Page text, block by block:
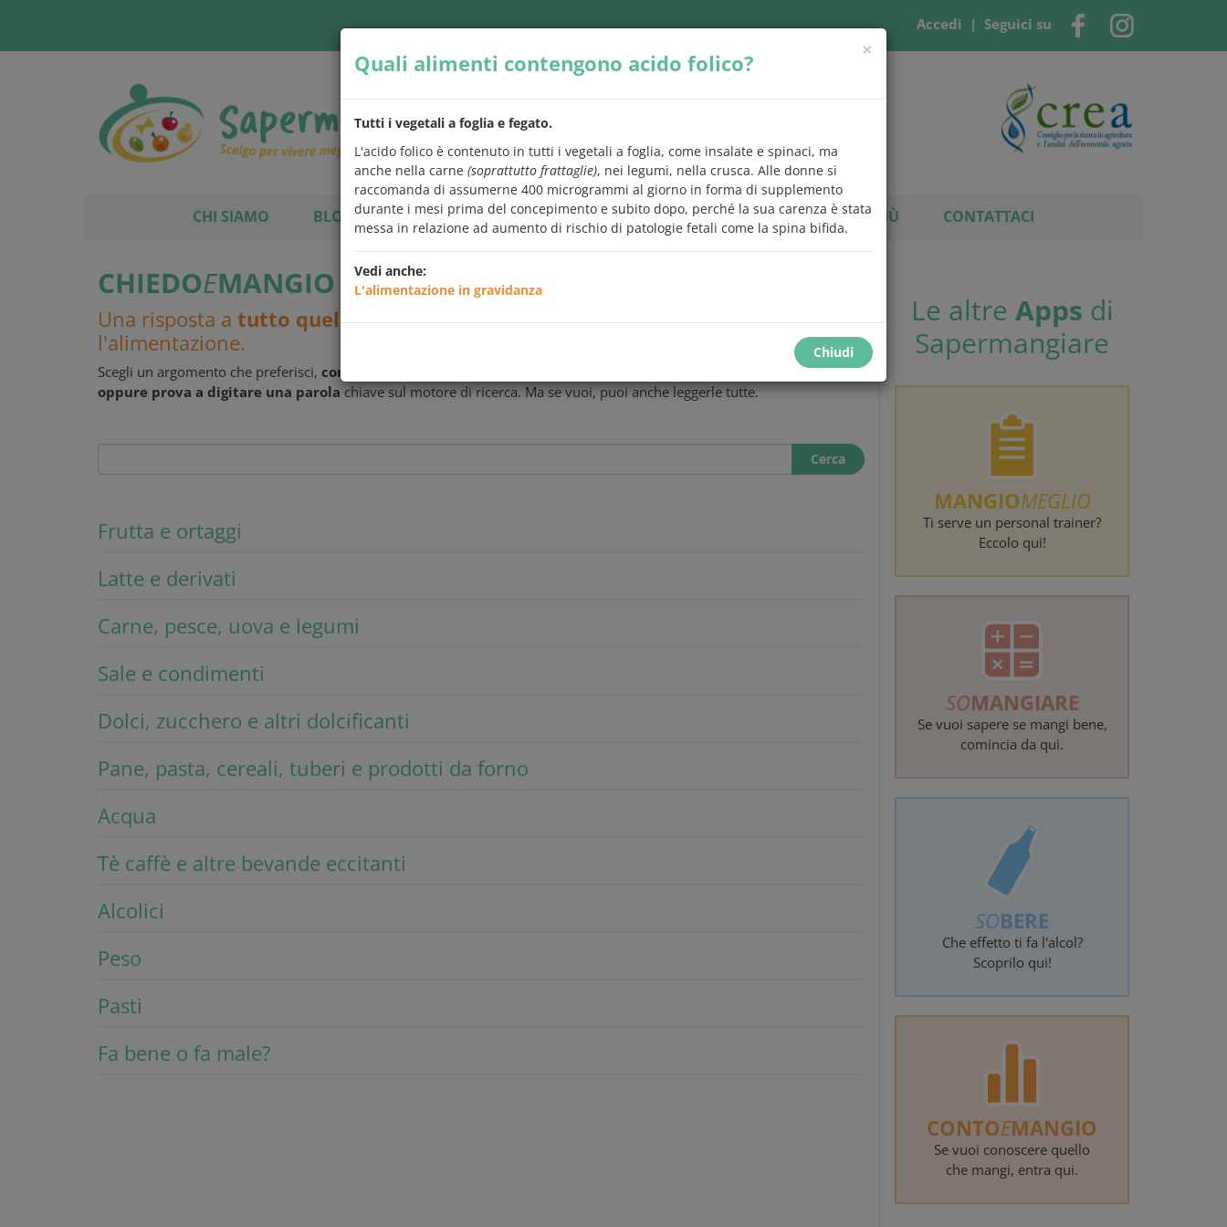
Accedi | Seguici su
CHI SIAMO BLOG LINEE GUIDA APPS SERIE VIDEO PER SAPERNE DI PIÙ CONTATTACI
CHIEDOEMANGIO
Una risposta a tutto quello che avrestisemprevoluto chiederesugli alimenti e
l'alimentazione.
Scegli un argomento che preferisci, controlla se tra le domande c'è quella che ti interessa
e leggi subito la risposta,
oppure prova a digitare una parola chiave sul motore di ricerca. Ma se vuoi, puoi anche leggerle tutte.
Cerca
Frutta e ortaggi
Latte e derivati
Carne, pesce, uova e legumi
Sale e condimenti
Dolci, zucchero e altri dolcificanti
Pane, pasta, cereali, tuberi e prodotti da forno
Acqua
Tè caffè e altre bevande eccitanti
Alcolici
Peso
Pasti
Fa bene o fa male?
Le altre Apps di
Sapermangiare
MANGIOMEGLIO
Ti serve un personal trainer?
Eccolo qui!
SOMANGIARE
Se vuoi sapere se mangi bene,
comincia da qui.
SOBERE
Che effetto ti fa l'alcol?
Scoprilo qui!
CONTOEMANGIO
Se vuoi conoscere quello
che mangi, entra qui.
×
Quali alimenti contengono acido folico?
Tutti i vegetali a foglia e fegato.
L'acido folico è contenuto in tutti i vegetali a foglia, come insalate e spinaci, ma
anche nella carne (soprattutto frattaglie), nei legumi, nella crusca. Alle donne si
raccomanda di assumerne 400 microgrammi al giorno in forma di supplemento
durante i mesi prima del concepimento e subito dopo, perché la sua carenza è stata
messa in relazione ad aumento di rischio di patologie fetali come la spina bifida.
Vedi anche:
L'alimentazione in gravidanza
Chiudi